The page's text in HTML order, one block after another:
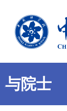
与院士